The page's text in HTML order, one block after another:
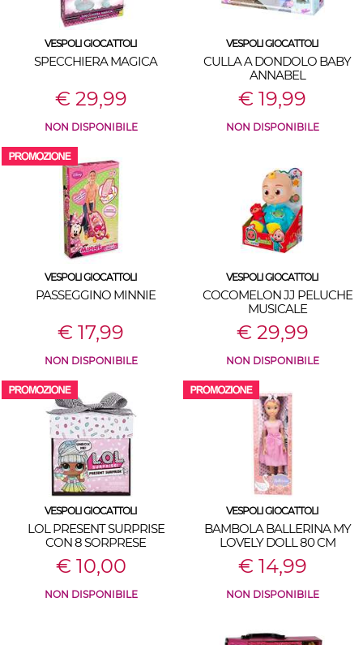
VESPOLI GIOCATTOLI
SPECCHIERA MAGICA
€ 29,99
NON DISPONIBILE
VESPOLI GIOCATTOLI
CULLA A DONDOLO BABY
ANNABEL
€ 19,99
NON DISPONIBILE
VESPOLI GIOCATTOLI
PASSEGGINO MINNIE
€ 17,99
NON DISPONIBILE
VESPOLI GIOCATTOLI
COCOMELON JJ PELUCHE
MUSICALE
€ 29,99
NON DISPONIBILE
VESPOLI GIOCATTOLI
LOL PRESENT SURPRISE
CON 8 SORPRESE
€ 10,00
NON DISPONIBILE
VESPOLI GIOCATTOLI
BAMBOLA BALLERINA MY
LOVELY DOLL 80 CM
€ 14,99
NON DISPONIBILE